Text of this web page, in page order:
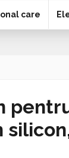
care